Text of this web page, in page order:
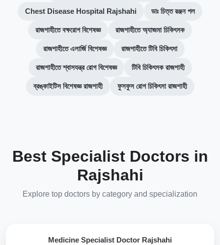
Chest Disease Hospital Rajshahi ডাঃ চিত্ত রঞ্জন পল
রাজশাহীতে বক্ষরোগ বিশেষজ্ঞ রাজশাহীতে অ্যাজমা চিকিৎসক
রাজশাহীতে এলার্জি বিশেষজ্ঞ রাজশাহীতে টিবি চিকিৎসা
রাজশাহীতে শ্বাসযন্ত্র রোগ বিশেষজ্ঞ টিবি চিকিৎসক রাজশাহী
ব্রঙ্কাইটিস বিশেষজ্ঞ রাজশাহী ফুসফুস রোগ চিকিৎসা রাজশাহী
Best Specialist Doctors in
Rajshahi
Explore top doctors by category and specialization
Medicine Specialist Doctor Rajshahi